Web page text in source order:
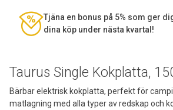
Taurus Single Kokplatta,
Bärbar elektrisk kokplatta, perfekt för
matlagning med alla typer av redskap och
Tjäna en bonus på 5% som ger
dina köp under nästa kvartal!